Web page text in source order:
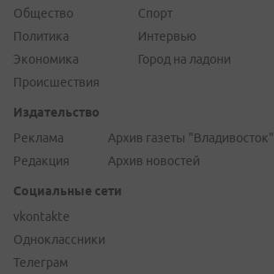
Общество
Политика
Экономика
Происшествия
Спорт
Интервью
Город на ладони
Издательство
Реклама
Редакция
Архив газеты "Владивосток"
Архив новостей
Социальные сети
vkontakte
Одноклассники
Телеграм